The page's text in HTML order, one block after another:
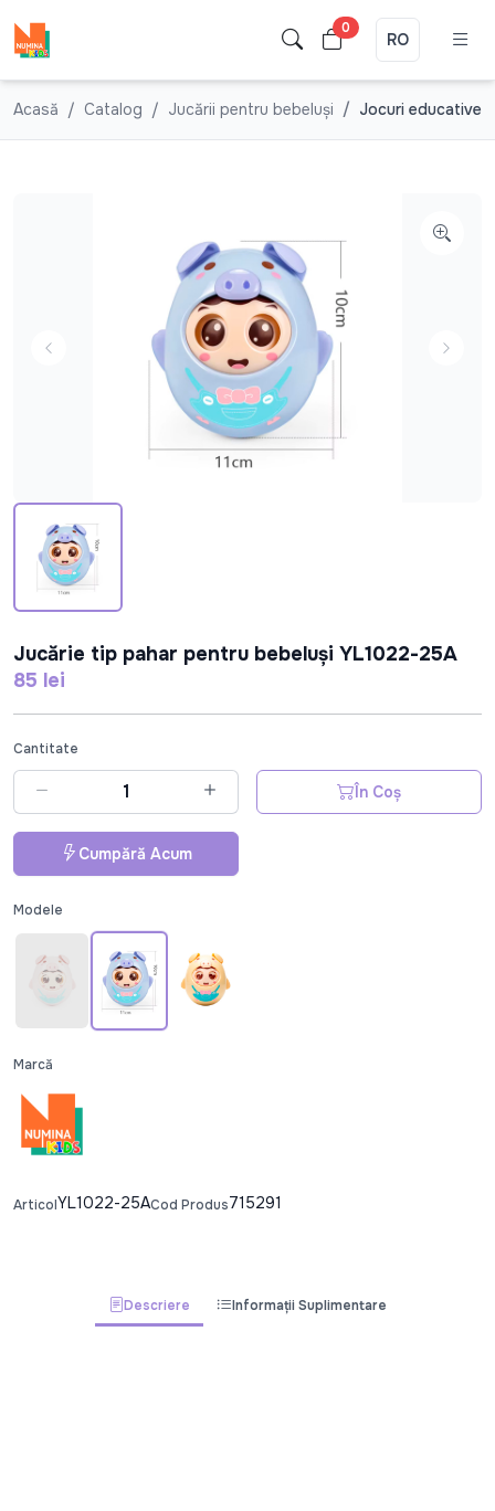
0
RO
Acasă Catalog Jucării pentru bebeluşi Jocuri educative
Jucărie tip pahar pentru bebeluși YL1022-25A
85 lei
Cantitate
În Coș
Cumpără Acum
Modele
Marcă
ArticolYL1022-25ACod Produs715291
Descriere Informații Suplimentare